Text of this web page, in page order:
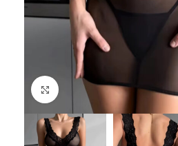
Click to enlarge